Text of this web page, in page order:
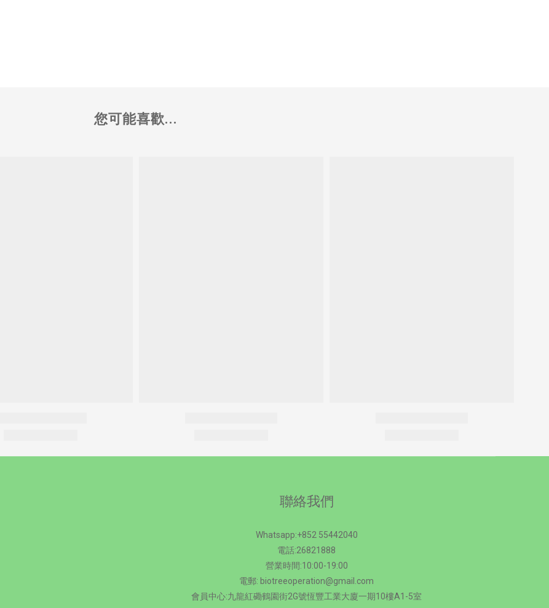
您可能喜歡...
聯絡我們
Whatsapp:+852 55442040
電話:26821888
營業時間:10:00-19:00
電郵: biotreeoperation@gmail.com
會員中心:九龍紅磡鶴園街2G號恆豐工業大廈一期10樓A1-5室